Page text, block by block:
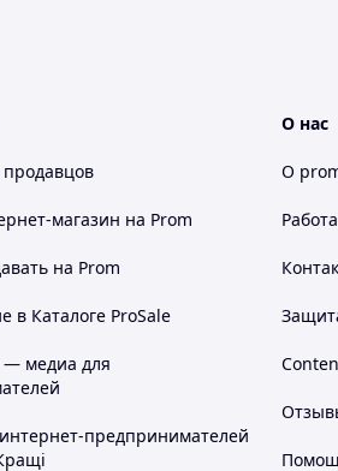
вытирается бумажными
магазин на Prom
на Prom
в Каталоге ProSale
— медиа для
предпринимателей
О нас
О